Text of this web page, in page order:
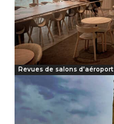
Revues de salons d'aéroport